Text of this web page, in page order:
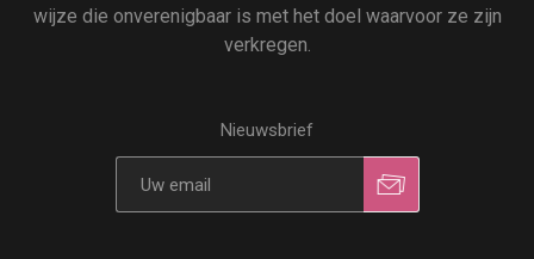
wijze die onverenigbaar is met het doel waarvoor ze zijn
verkregen.
Nieuwsbrief